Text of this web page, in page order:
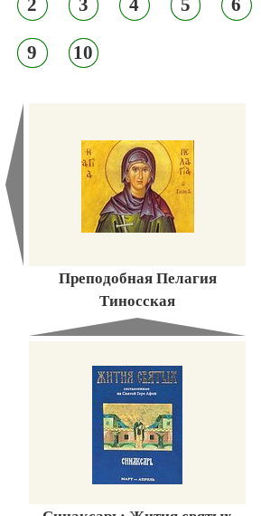
2 3 4 5 6
9 10
Преподобная Пелагия
Тиносская